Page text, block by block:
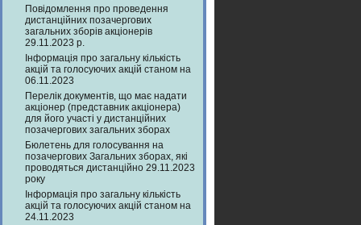
Повідомлення про проведення
дистанційних позачергових
загальних зборів акціонерів
29.11.2023 р.
Інформація про загальну кількість
акцій та голосуючих акцій станом на
06.11.2023
Перелік документів, що має надати
акціонер (представник акціонера)
для його участі у дистанційних
позачергових загальних зборах
Бюлетень для голосування на
позачергових Загальних зборах, які
проводяться дистанційно 29.11.2023
року
Інформація про загальну кількість
акцій та голосуючих акцій станом на
24.11.2023